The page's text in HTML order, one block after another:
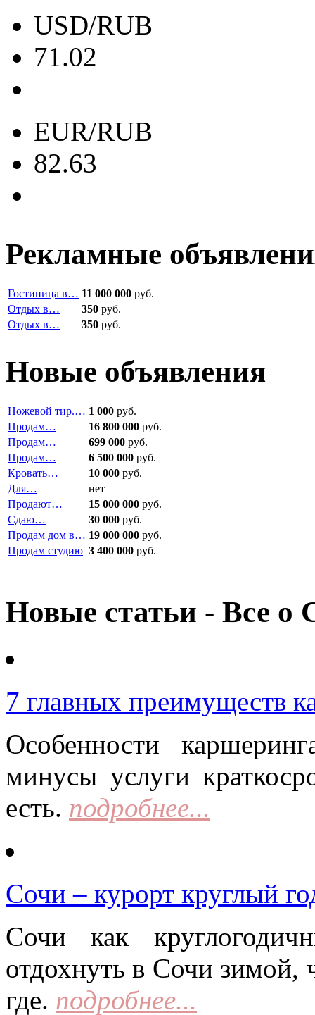
USD/RUB
71.02
EUR/RUB
82.63
Рекламные
Гостиница в… 11 000 000 руб.
Отдых в…
350 руб.
Отдых в…
350 руб.
Новые объявления
Ножевой тир.… 1 000 руб.
Продам…
16 800 000 руб.
Продам…
699 000 руб.
Продам…
6 500 000 руб.
Кровать…
10 000 руб.
Для…
нет
Продают…
15 000 000 руб.
Сдаю…
30 000 руб.
Продам дом в… 19 000 000 руб.
Продам студию 3 400 000 руб.
Новые статьи - Все о
7 главных преимуществ
Особенности
минусы услуги
есть. подробнее...
Сочи – курорт круглый
Сочи как
отдохнуть в Сочи зимой,
где. подробнее...